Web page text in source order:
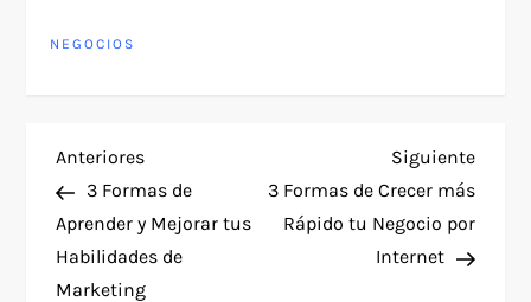
NEGOCIOS
N
a
v
Entrada
anterior
Anteriores
3 Formas de
Aprender y Mejorar tus
Habilidades de
Marketing
Siguiente
3 Formas de Crecer más
Rápido tu Negocio por
Internet